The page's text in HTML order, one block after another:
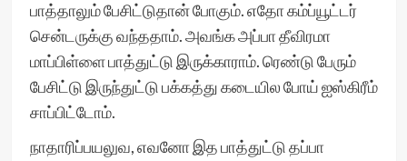
பாத்தாலும் பேசிட்டுதான் போகும். எதோ க‌ம்ப்யூட்ட‌ர்
சென்ட‌ருக்கு வ‌ந்த‌தாம். அவ‌ங்க‌ அப்பா தீவிர‌மா
மாப்பிள்ளை பாத்துட்டு இருக்காராம். ரெண்டு பேரும்
பேசிட்டு இருந்துட்டு ப‌க்க‌த்து க‌டையில‌ போய் ஐஸ்கிரீம்
சாப்பிட்டோம்.
நாதாரிப்பயலுவ, எவனோ இத பாத்துட்டு தப்பா